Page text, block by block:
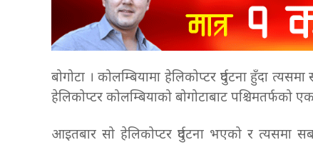
बोगोटा । कोलम्बियामा हेलिकोप्टर दुर्घटना हुँदा
हेलिकोप्टर कोलम्बियाको बोगोटाबाट पश्चिमतर्फको एक
आइतबार सो हेलिकोप्टर दुर्घटना भएको र त्यसमा